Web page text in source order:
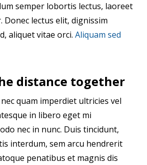
semper lobortis lectus, laoreet
lectus elit, dignissim
aliquet vitae orci. Aliquam sed
distance together
quam imperdiet ultricies vel
in libero eget mi
nec in nunc. Duis tincidunt,
interdum, sem arcu hendrerit
penatibus et magnis dis